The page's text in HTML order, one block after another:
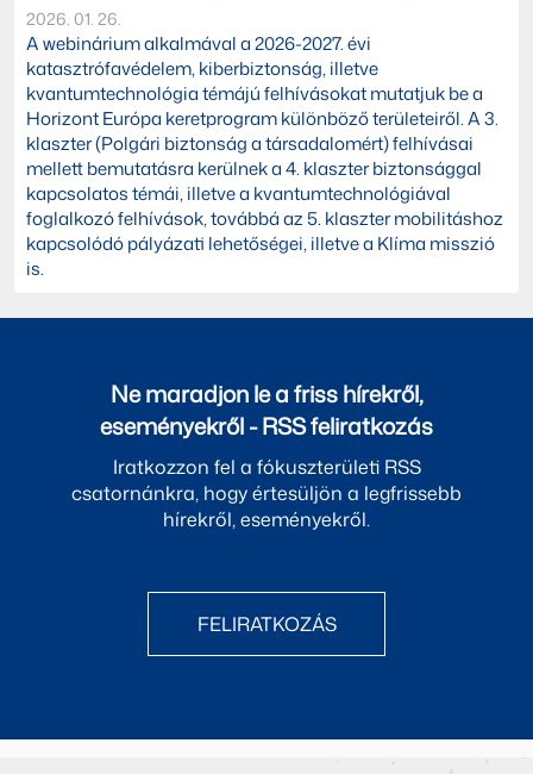
2026. 01. 26.
A webinárium alkalmával a 2026-2027. évi
katasztrófavédelem, kiberbiztonság, illetve
kvantumtechnológia témájú felhívásokat mutatjuk be a
Horizont Európa keretprogram különböző területeiről. A 3.
klaszter (Polgári biztonság a társadalomért) felhívásai
mellett bemutatásra kerülnek a 4. klaszter biztonsággal
kapcsolatos témái, illetve a kvantumtechnológiával
foglalkozó felhívások, továbbá az 5. klaszter mobilitáshoz
kapcsolódó pályázati lehetőségei, illetve a Klíma misszió
is.
Ne maradjon le a friss hírekről,
eseményekről - RSS feliratkozás
Iratkozzon fel a fókuszterületi RSS
csatornánkra, hogy értesüljön a legfrissebb
hírekről, eseményekről.
FELIRATKOZÁS